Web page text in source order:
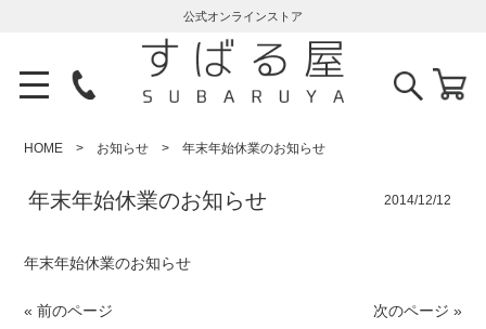
公式オンラインストア
HOME お知らせ 年末年始休業のお知らせ
年末年始休業のお知らせ 2014/12/12
年末年始休業のお知らせ
« 前のページ 次のページ »